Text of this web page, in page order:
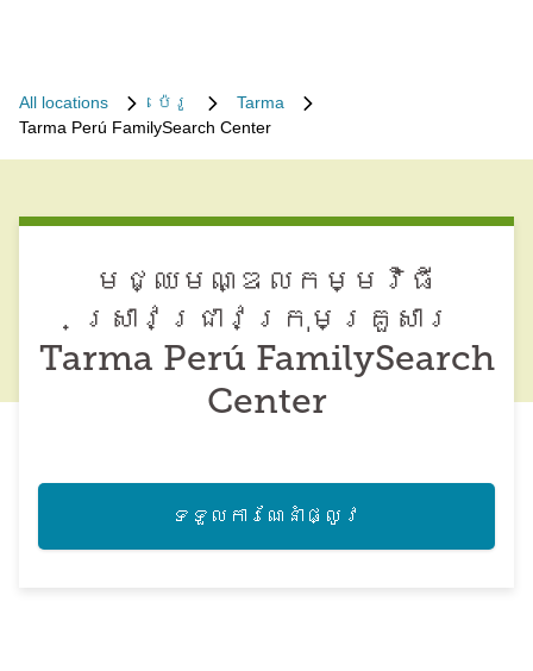
All locations ប៉េរូ
Tarma
Tarma Perú FamilySearch Center
មជ្ឈមណ្ឌល​កម្មវិធី​
ស្រាវជ្រាវ​ក្រុមគ្រួសារ
Tarma Perú FamilySearch
Center
ទទួល​ការណែនាំ​ផ្លូវ